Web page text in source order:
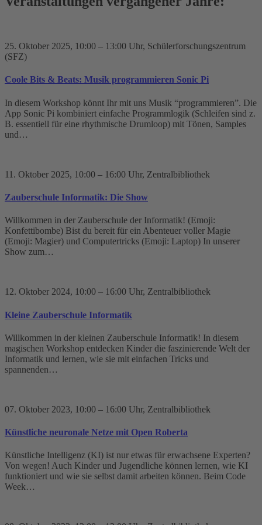
25. Oktober 2025, 10:00 – 13:00 Uhr, Schülerforschungszentrum
(SFZ)
Coole Bits & Beats: Musik programmieren Sonic Pi
In diesem Workshop könnt Ihr mit uns Musik “programmieren”. Die
App Sonic Pi kombiniert einfache Programmlogik (Schleifen sind z.
B. essentiell für eine rhythmische Drumloop) mit Tönen, Samples
und…
11. Oktober 2025, 10:00 – 16:00 Uhr, Zentralbibliothek
Zauberschule Informatik: Die Show
Willkommen in der Zauberschule der Informatik! (Emoji:
Konfettibombe) Bist du bereit für ein Abenteuer voller Magie
(Emoji: Magier) und Computertricks (Emoji: Laptop) In unserer
Show zum…
12. Oktober 2024, 10:00 – 16:00 Uhr, Zentralbibliothek
Kleine Zauberschule Informatik
Willkommen in der kleinen Zauberschule Informatik! In diesem
magischen Workshop entdecken Kinder die faszinierende Welt der
Informatik und lernen, wie sie mit einfachen Tricks und
spannenden…
07. Oktober 2023, 10:00 – 16:00 Uhr, Zentralbibliothek
Künstliche neuronale Netze mit Open Roberta
Künstliche Intelligenz (KI) ist nur etwas für erwachsene Experten?
Von wegen! Auch Kinder und Jugendliche können lernen, wie KI
funktioniert und wie sie selbst damit arbeiten können. Beim Code
Week…